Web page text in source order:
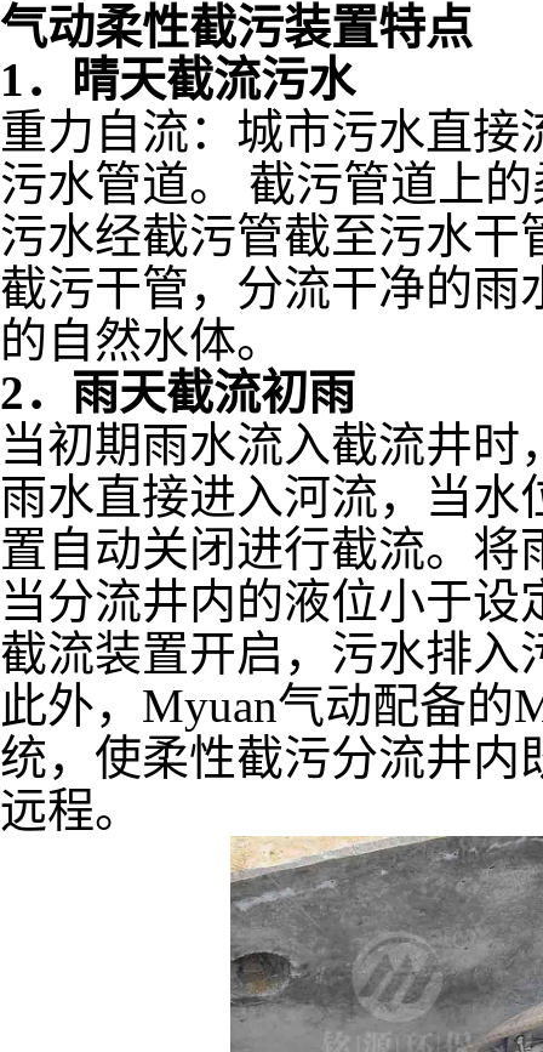
气动柔性截污装置特点
1．晴天截流污水
重力自流：城市污水直
污水管道。 截污管道上
污水经截污管截至污水
截污干管，分流干净的雨
的自然水体。
2．雨天截流初雨
当初期雨水流入截流井
雨水直接进入河流，当
置自动关闭进行截流。将
当分流井内的液位小于
截流装置开启，污水排入
此外，Myuan气动配备的
统，使柔性截污分流井内
远程。